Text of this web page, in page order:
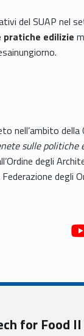
del SUAP nel
pratiche edilizie
nell’ambito
sulle politiche
degli
degli
for Food II